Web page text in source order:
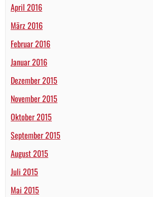
April 2016
März 2016
Februar 2016
Januar 2016
Dezember 2015
November 2015
Oktober 2015
September 2015
August 2015
Juli 2015
Mai 2015